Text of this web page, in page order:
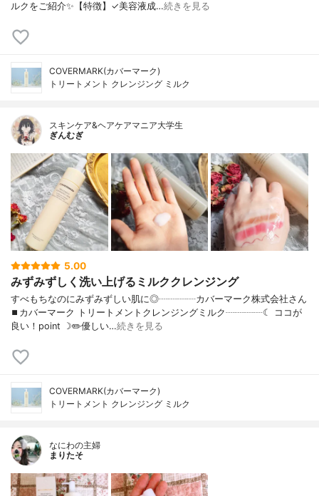
ルクをご紹介✨【特徴】✓美容液成…続きを見る
COVERMARK(カバーマーク)
トリートメント クレンジング ミルク
スキンケア&ヘアケアマニア大学生
ぎんむぎ
5.00
みずみずしく洗い上げるミルククレンジング
すべもちなのにみずみずしい肌に◎┈┈┈┈カバーマーク株式会社さん
⏹カバーマーク トリートメントクレンジングミルク┈┈┈┈☾ ココが
良い！point ☽✏️優しい…続きを見る
COVERMARK(カバーマーク)
トリートメント クレンジング ミルク
なにわの主婦
まりたそ